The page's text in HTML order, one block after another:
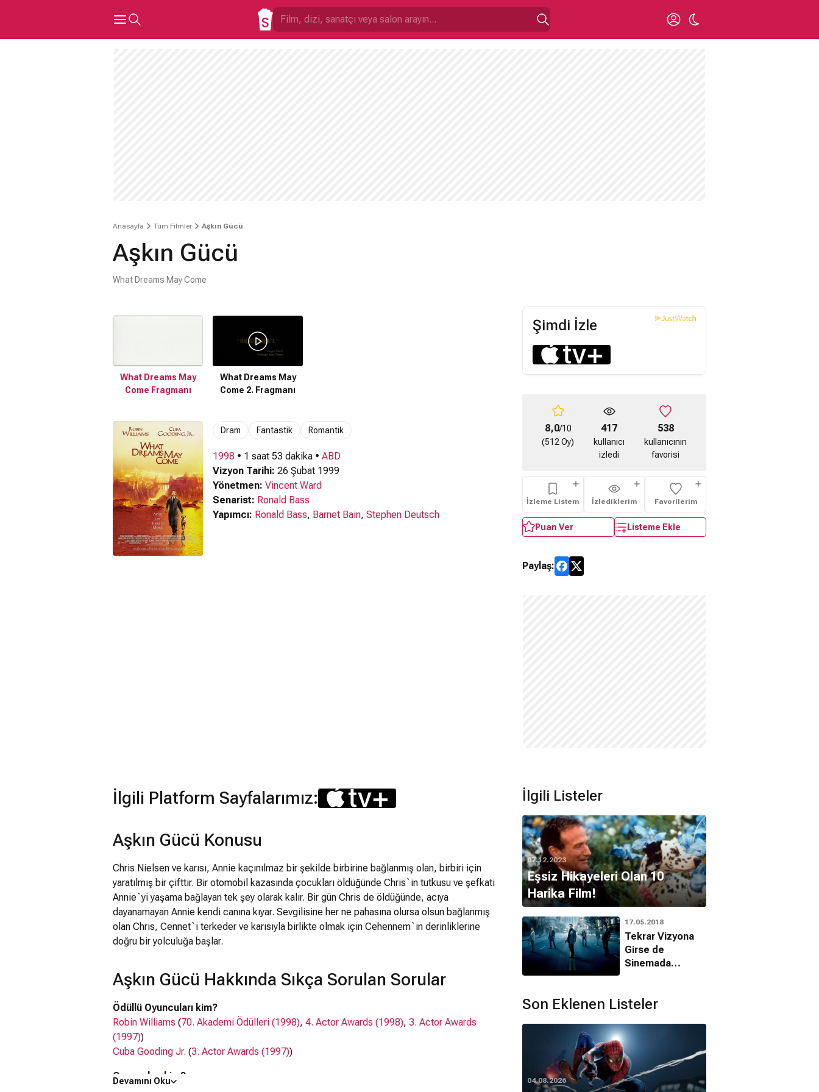
Anasayfa Tüm Filmler Aşkın Gücü
Aşkın Gücü
What Dreams May Come
What Dreams May
Come Fragmanı
What Dreams May
Come 2. Fragmanı
Dram Fantastik Romantik
1998 • 1 saat 53 dakika • ABD
Vizyon Tarihi: 26 Şubat 1999
Yönetmen: Vincent Ward
Senarist: Ronald Bass
Yapımcı: Ronald Bass, Barnet Bain, Stephen Deutsch
Şimdi İzle
8,0/10
(512 Oy)
417
kullanıcı
izledi
538
kullanıcının
favorisi
İzleme Listem İzlediklerim Favorilerim
Puan Ver Listeme Ekle
Paylaş:
İlgili Platform Sayfalarımız:
Aşkın Gücü Konusu
Chris Nielsen ve karısı, Annie kaçınılmaz bir şekilde birbirine bağlanmış olan, birbiri için
yaratılmış bir çifttir. Bir otomobil kazasında çocukları öldüğünde Chris`in tutkusu ve şefkati
Annie`yi yaşama bağlayan tek şey olarak kalır. Bir gün Chris de öldüğünde, acıya
dayanamayan Annie kendi canına kıyar. Sevgilisine her ne pahasına olursa olsun bağlanmış
olan Chris, Cennet`i terkeder ve karısıyla birlikte olmak için Cehennem`in derinliklerine
doğru bir yolculuğa başlar.
Aşkın Gücü Hakkında Sıkça Sorulan Sorular
Ödüllü Oyuncuları kim?
Robin Williams (70. Akademi Ödülleri (1998), 4. Actor Awards (1998), 3. Actor Awards
(1997))
Cuba Gooding Jr. (3. Actor Awards (1997))
Oyuncuları kim?
Devamını Oku
İlgili Listeler
07.12.2023
Eşsiz Hikayeleri Olan 10
Harika Film!
17.05.2018
Tekrar Vizyona
Girse de
Sinemada
Film
Son Eklenen Listeler
04.08.2026